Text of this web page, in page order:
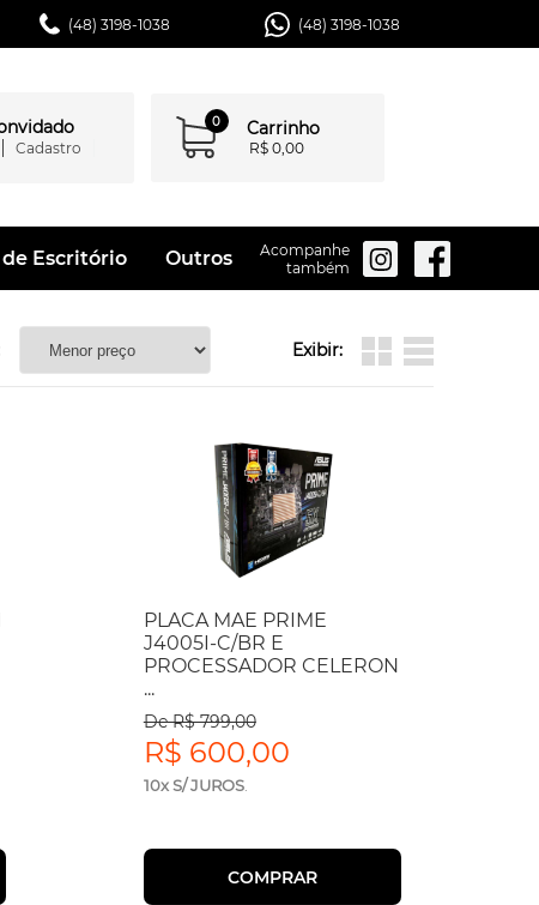
(48) 3198-1038 (48) 3198-1038
Cadastro
0 Carrinho
R$ 0,00
Escritório Outros
Acompanhe
também
Exibir:
PLACA MAE PRIME
J4005I-C/BR E
PROCESSADOR CELERON
...
De R$ 799,00
R$ 600,00
10x S/ JUROS.
COMPRAR